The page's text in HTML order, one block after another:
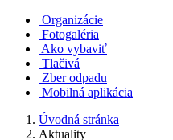
Organizácie
Fotogaléria
Ako vybaviť
Tlačivá
Zber odpadu
Mobilná aplikácia
Úvodná stránka
Aktuality